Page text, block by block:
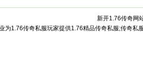
新开1.76传奇网
为1.76传奇私服玩家提供1.76精品传奇私服;传奇